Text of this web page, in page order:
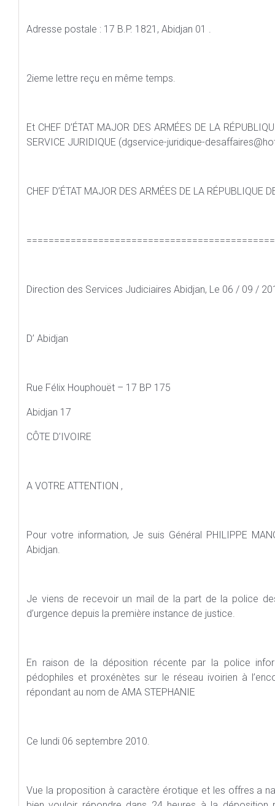
Adresse postale : 17 B.P. 1821, Abidjan 01 .
2ieme lettre reçu en même temps.
Et CHEF D’ÉTAT MAJOR DES ARMÉES DE LA RÉPUBLIQUE DE COTE
SERVICE JURIDIQUE (dgservice-juridique-
CHEF D’ÉTAT MAJOR DES ARMÉES DE LA RÉPUBLIQUE
Direction des Services Judiciaires Abidjan, Le 06 / 09 /
D’ Abidjan
Rue Félix Houphouët – 17 BP 175
Abidjan 17
CÔTE D’IVOIRE
A VOTRE ATTENTION ,
Pour votre information, Je suis Général PHILIPPE
Abidjan.
Je viens de recevoir un mail de la part de la police
d’urgence depuis la première instance de justice.
En raison de la déposition récente par la police
pédophiles et proxénètes sur le réseau ivoirien à
répondant au nom de AMA STEPHANIE
Ce lundi 06 septembre 2010.
Vue la proposition à caractère érotique et les offres a